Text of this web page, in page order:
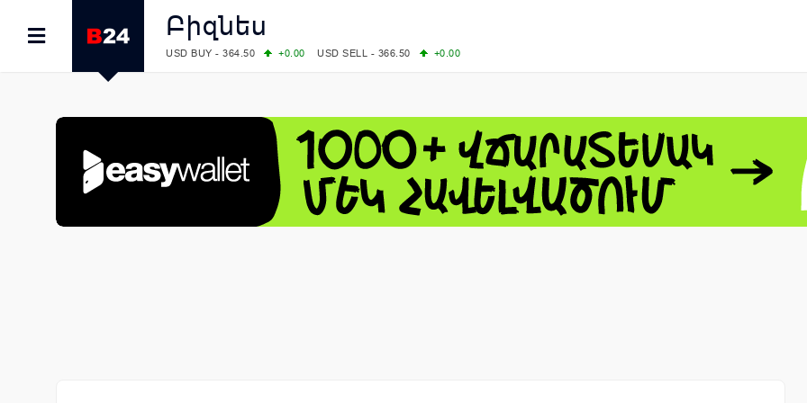
Բիզնես
USD BUY - 364.50 +0.00 USD SELL - 366.50
+0.00
COMEX: PLATINUM - 1749.90
LME: ALUMINIUM - 3184.00
-0.27 COPPER - 13791.00
-0.12
LME: NICKEL - 17249.00
+0.09 TIN - 55268.00
+2.50
LME: LEAD - 1877.50
-1.00 ZINC - 3643.00
+1.43
FOREX: USD/JPY - 158.37
+0.44 EUR/GBP - 1.1521
-0.23
FOREX: EUR/USD - 1.1521
-0.23 GBP/USD - 1.3448
-0.08